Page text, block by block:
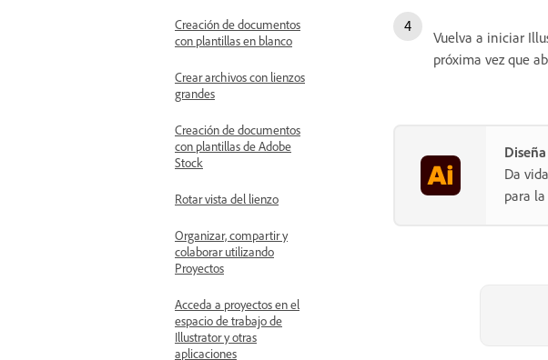
Creación de documentos
con plantillas en blanco
Crear archivos con lienzos
grandes
Creación de documentos
con plantillas de Adobe
Stock
Rotar vista del lienzo
Organizar, compartir y
colaborar utilizando
Proyectos
Acceda a proyectos en el
espacio de trabajo de
Illustrator y otras
aplicaciones
Vuelva a iniciar
próxima vez que
Da
para